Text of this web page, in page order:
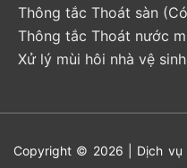
Thông tắc Thoát sàn
Thông tắc Thoát nước
Xử lý mùi hôi nhà vệ
Copyright © 2026 | Dịch vụ